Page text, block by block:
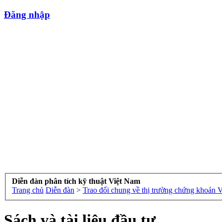
Đăng nhập
Diễn đàn phân tích kỹ thuật Việt Nam
Trang chủ Diễn đàn > Trao đổi chung về thị trường chứng khoán